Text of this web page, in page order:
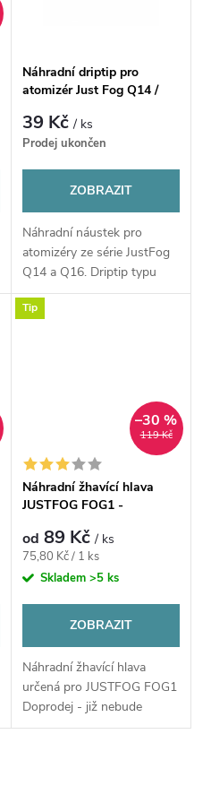
Náhradní driptip pro
atomizér Just Fog Q14 /
39 Kč/ ks
Prodej ukončen
ZOBRAZIT
Náhradní náustek pro
atomizéry ze série JustFog
Q14 a Q16. Driptip typu
510 každopádně pasuje do
každého dalšího atomizéru
Tip
119 Kč
–30 %
Náhradní žhavící hlava
JUSTFOG FOG1 -
od 89 Kč/ ks
Měrná
cena:
75,80 Kč / 1 ks
Skladem >5 ks
ZOBRAZIT
Náhradní žhavící hlava
určená pro JUSTFOG FOG1
Doprodej - již nebude
naskladněno